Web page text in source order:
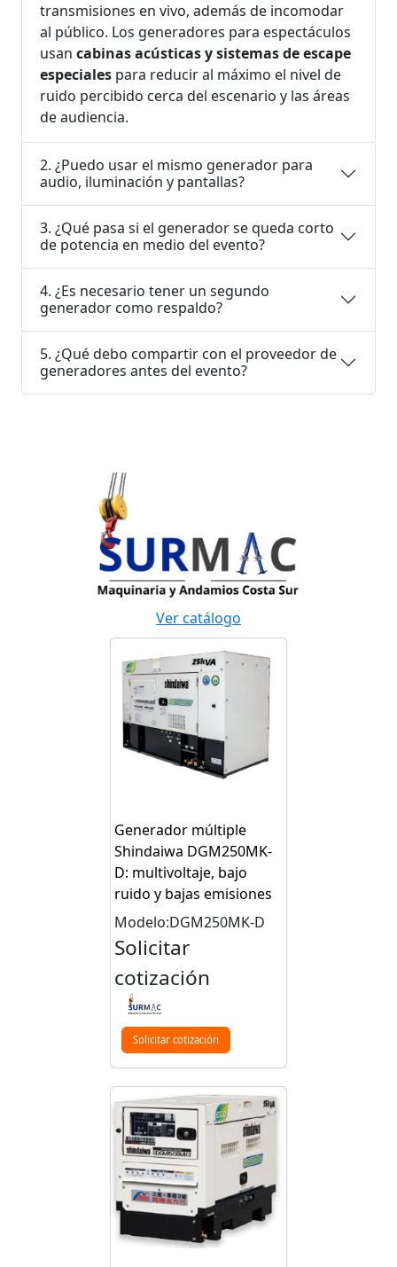
transmisiones en vivo, además de incomodar
al público. Los generadores para espectáculos
usan cabinas acústicas y sistemas de escape
especiales para reducir al máximo el nivel de
ruido percibido cerca del escenario y las áreas
de audiencia.
2. ¿Puedo usar el mismo generador para
audio, iluminación y pantallas?
3. ¿Qué pasa si el generador se queda corto
de potencia en medio del evento?
4. ¿Es necesario tener un segundo
generador como respaldo?
5. ¿Qué debo compartir con el proveedor de
generadores antes del evento?
Ver catálogo
Generador múltiple
Shindaiwa DGM250MK-
D: multivoltaje, bajo
ruido y bajas emisiones
Modelo:DGM250MK-D
Solicitar
cotización
Solicitar cotización